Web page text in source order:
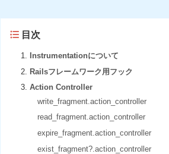
目次
Instrumentationについて
Railsフレームワーク用フック
Action Controller
write_fragment.action_controller
read_fragment.action_controller
expire_fragment.action_controller
exist_fragment?.action_controller